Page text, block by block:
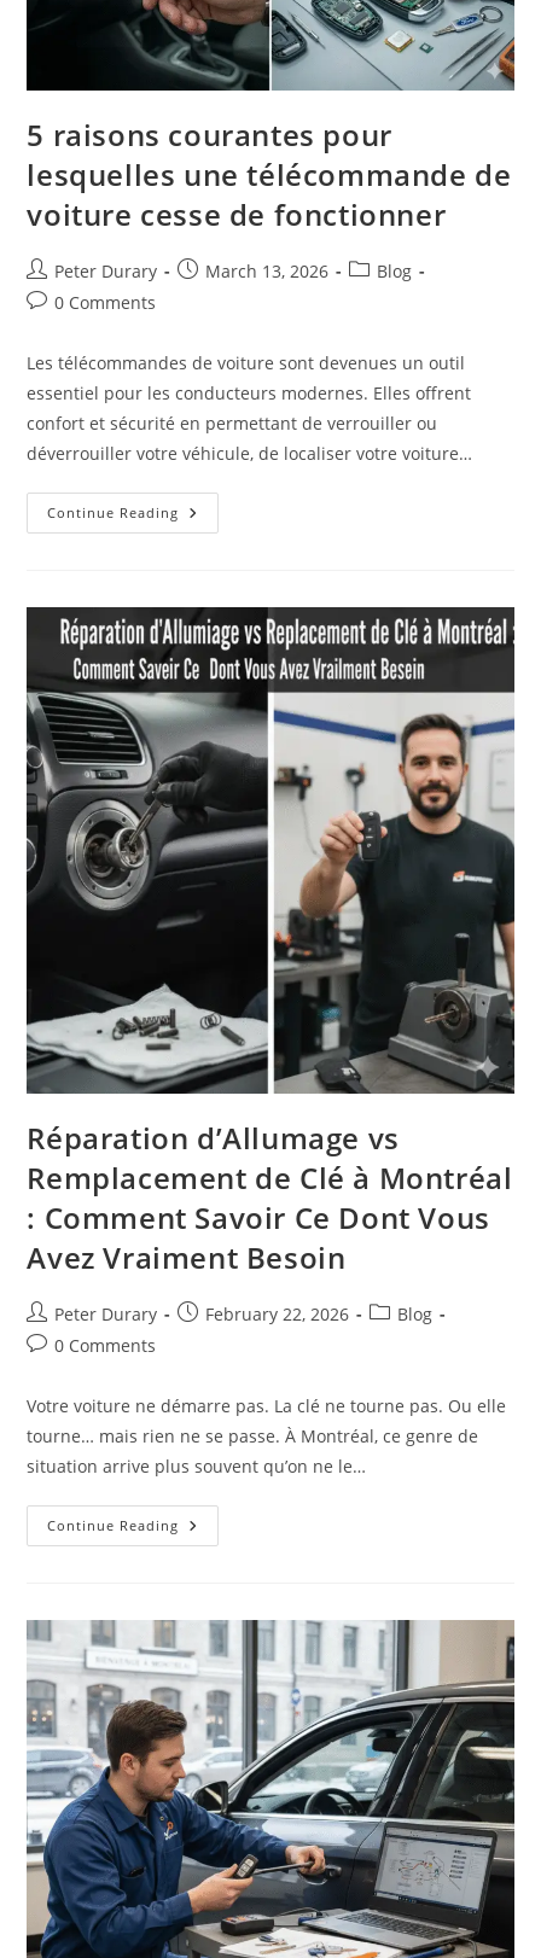
5 raisons courantes pour
lesquelles une télécommande de
voiture cesse de fonctionner
Post
author:
Peter Durary
PostMarch 13, 2026
PostBlog
Post0 Comments
Les télécommandes de voiture sont devenues un outil
essentiel pour les conducteurs modernes. Elles offrent
confort et sécurité en permettant de verrouiller ou
déverrouiller votre véhicule, de localiser votre voiture…
Continue Reading
Raisons
Télécommande
De
Voiture
Cesse
De
Fonctionner
Réparation d’Allumage vs
Remplacement de Clé à Montréal
: Comment Savoir Ce Dont Vous
Avez Vraiment Besoin
Post
author:
Peter Durary
PostFebruary 22, 2026
PostBlog
Post0 Comments
Votre voiture ne démarre pas. La clé ne tourne pas. Ou elle
tourne… mais rien ne se passe. À Montréal, ce genre de
situation arrive plus souvent qu’on ne le…
Continue Reading Réparation
D’Allumage
À
Montréal
:
Comment
Savoir
Ce
Dont
Vous
Avez
Vraiment
Besoin